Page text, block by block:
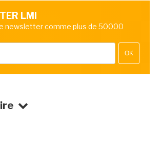
LMI
newsletter comme plus de 50000
OK